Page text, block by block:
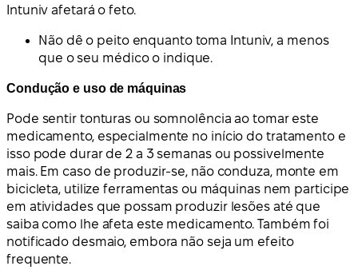
Intuniv afetará o feto.
Não dê o peito enquanto toma Intuniv, a menos
que o seu médico o indique.
Condução e uso de máquinas
Pode sentir tonturas ou somnolência ao tomar este
medicamento, especialmente no início do tratamento e
isso pode durar de 2 a 3 semanas ou possivelmente
mais. Em caso de produzir-se, não conduza, monte em
bicicleta, utilize ferramentas ou máquinas nem participe
em atividades que possam produzir lesões até que
saiba como lhe afeta este medicamento. Também foi
notificado desmaio, embora não seja um efeito
frequente.